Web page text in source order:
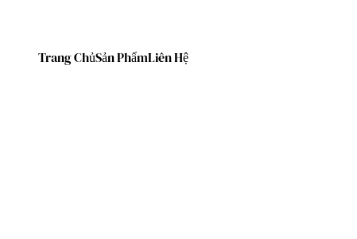
Trang ChủSản PhẩmLiên Hệ